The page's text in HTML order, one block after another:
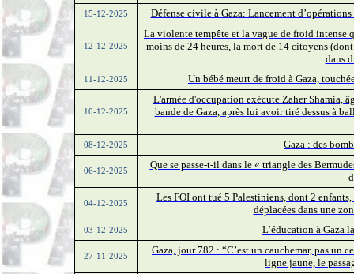
15-12-2025 Défense civile à Gaza: Lancement d’opérations
12-12-2025
La violente tempête et la vague de froid intense
moins de 24 heures, la mort de 14 citoyens
dans
11-12-2025 Un bébé meurt de froid à Gaza,
10-12-2025
L'armée d'occupation exécute Zaher Shamia,
bande de Gaza, après lui avoir tiré dessus à
08-12-2025 Gaza : des
06-12-2025
Que se passe-t-il dans le « triangle des
04-12-2025
Les FOI ont tué 5 Palestiniens, dont 2
déplacées dans une
03-12-2025 L’éducation à Gaza
27-11-2025
Gaza, jour 782 : “C’est un cauchemar, pas un
ligne jaune, le